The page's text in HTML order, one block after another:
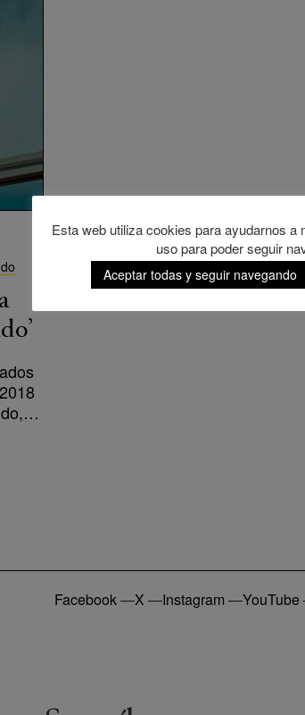
Facebook—X —Instagram —YouTube
Esta web utiliza cookies para ayudarnos a
uso para poder seguir
Aceptar todas y seguir navegando